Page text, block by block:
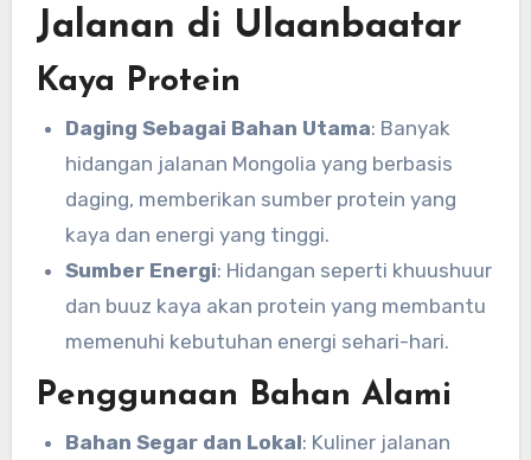
Jalanan di Ulaanbaatar
Kaya Protein
Daging Sebagai Bahan Utama: Banyak
hidangan jalanan Mongolia yang berbasis
daging, memberikan sumber protein yang
kaya dan energi yang tinggi.
Sumber Energi: Hidangan seperti khuushuur
dan buuz kaya akan protein yang membantu
memenuhi kebutuhan energi sehari-hari.
Penggunaan Bahan Alami
Bahan Segar dan Lokal: Kuliner jalanan